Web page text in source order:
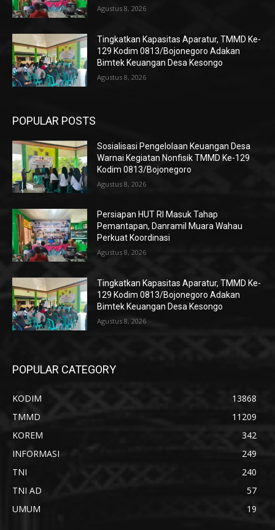
Agustus 8, 2026
Tingkatkan Kapasitas Aparatur, TMMD Ke-
129 Kodim 0813/Bojonegoro Adakan
Bimtek Keuangan Desa Kesongo
Agustus 8, 2026
POPULAR POSTS
Sosialisasi Pengelolaan Keuangan Desa
Warnai Kegiatan Nonfisik TMMD Ke-129
Kodim 0813/Bojonegoro
Agustus 8, 2026
Persiapan HUT RI Masuk Tahap
Pemantapan, Danramil Muara Wahau
Perkuat Koordinasi
Agustus 8, 2026
Tingkatkan Kapasitas Aparatur, TMMD Ke-
129 Kodim 0813/Bojonegoro Adakan
Bimtek Keuangan Desa Kesongo
Agustus 8, 2026
POPULAR CATEGORY
KODIM
13868
TMMD
11209
KOREM
342
INFORMASI
249
TNI
240
TNI AD
57
UMUM
19